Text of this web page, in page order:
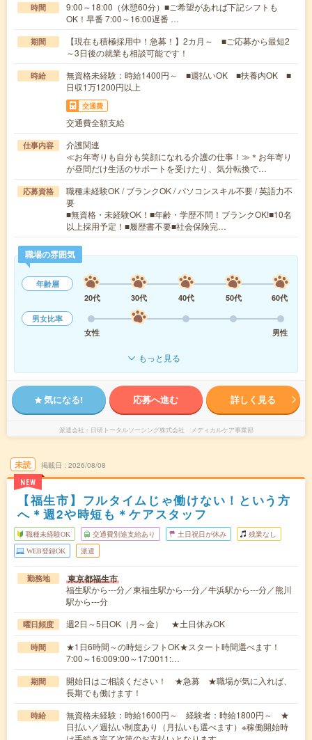
時間
9:00～18:00（休憩60分）■ご希望があれば下記シフトも
OK！早番 7:00～16:00遅番 …
期間
【現在も積極採用中！急募！】2カ月～ ■ご応募から最短2
～3日後の就業も相談可能です！
時給
無資格未経験：時給1400円～ ■週払いOK ■扶養内OK ■
日収1万1200円以上
交通費
交通費全額支給
仕事内容
介護関連
≪お年寄りも自分も笑顔になれる介護の仕事！≫＊お年寄り
が昼間だけ生活のサポートを受けたり、気分転換で…
応募資格
職種未経験OK / ブランクOK / パソコンスキル不要 / 英語力不
要
■無資格・未経験OK！■年齢・学歴不問！ブランクOK!■10名
以上採用予定！■履歴書不要■社会保険完…
職場の雰囲気
年齢層
20代
30代 40代 50代
60代
男女比率
女性
男性
もっと見る
気になる! 応募へ進む 詳しく見る
派遣会社 日研トータルソーシング株式会社 メディカルケア事業部
未読
NEW
掲載日 2026/08/08
【福生市】フルタイムじゃ働けない！という方
へ＊週2や時短も＊ケアスタッフ
職種未経験OK 交通費別途支給あり 土日祝日が休み 残業なし
WEB登録OK 派遣
勤務地 東京都福生市
福生駅から---分／東福生駅から---分／牛浜駅から---分／熊川
駅から---分
曜日頻度 週2日～5日OK（月～金） ★土日休みOK
時間
★1日6時間～の時短シフトOK★スタート時間選べます！
7:00～16:009:00～17:0011:…
期間
開始日はご相談ください！ ★急募 ★職場が気に入れば、
長期でも働けます！
時給
無資格未経験：時給1600円～ 経験者：時給1800円～ ★
日払い／週払い制度あり（月払いも選べます）※稼働開始時